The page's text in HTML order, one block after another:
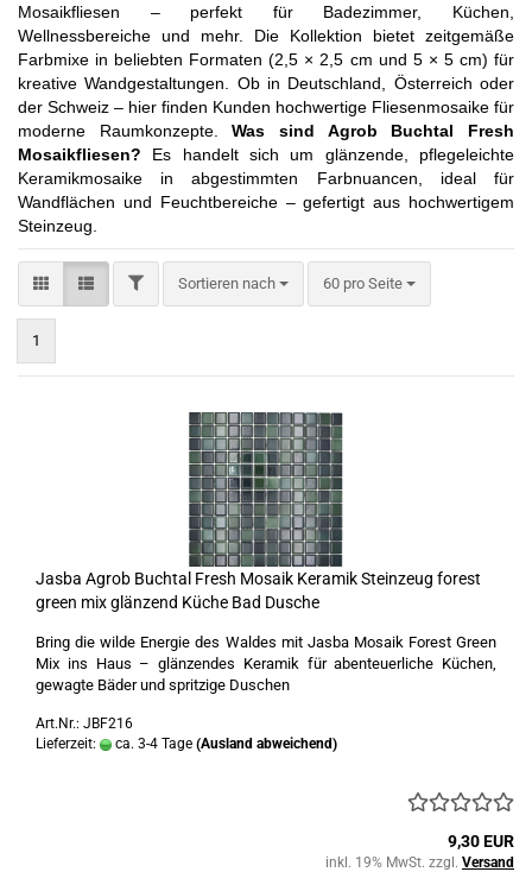
Mosaikfliesen – perfekt für Badezimmer, Küchen,
Wellnessbereiche und mehr. Die Kollektion bietet zeitgemäße
Farbmixe in beliebten Formaten (2,5 × 2,5 cm und 5 × 5 cm) für
kreative Wandgestaltungen. Ob in Deutschland, Österreich oder
der Schweiz – hier finden Kunden hochwertige Fliesenmosaike für
moderne Raumkonzepte.Was sind Agrob Buchtal Fresh
Mosaikfliesen? Es handelt sich um glänzende, pflegeleichte
Keramikmosaike in abgestimmten Farbnuancen, ideal für
Wandflächen und Feuchtbereiche – gefertigt aus hochwertigem
Steinzeug.
FILTERSortieren nach
Sortieren nach 60 pro Seite
pro Seite
1
Jasba Agrob Buchtal Fresh Mosaik Keramik Steinzeug forest
green mix glänzend Küche Bad Dusche
Bring die wilde Energie des Waldes mit Jasba Mosaik Forest Green
Mix ins Haus – glänzendes Keramik für abenteuerliche Küchen,
gewagte Bäder und spritzige Duschen
Art.Nr.: JBF216
Lieferzeit:
ca. 3-4 Tage (Ausland abweichend)
9,30 EUR
inkl. 19% MwSt. zzgl. Versand